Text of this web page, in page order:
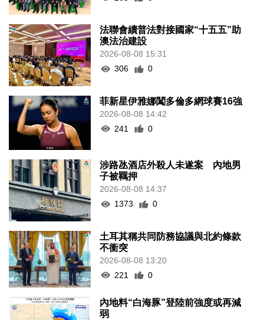
法聯會續普法對接國家“十五五”助
澳法治建設
2026-08-08 15:31
306
0
菲新星伊雅娜闖多倫多網球賽16強
2026-08-08 14:42
241
0
涉路氹酒店外殺人未遂案 內地男
子被羈押
2026-08-08 14:37
1373
0
土耳其稱共同防務協議與北約條款
不衝突
2026-08-08 13:20
221
0
內地料“白海豚”登陸前強度或再減
弱